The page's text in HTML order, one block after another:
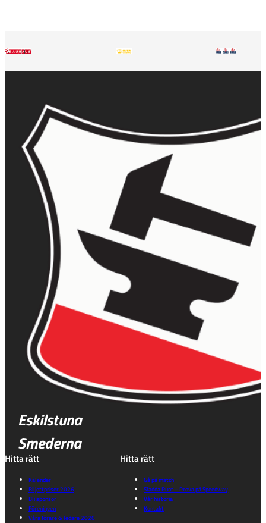
Eskilstuna
Smederna
Hitta rätt
Kalender
Biljettpriser 2026
Bli sponsor
Föreningen
Våra förare & ledare 2026
Hitta rätt
Gå på match
Sladda Runt – Prova på Speedway
Vår historia
Kontakt